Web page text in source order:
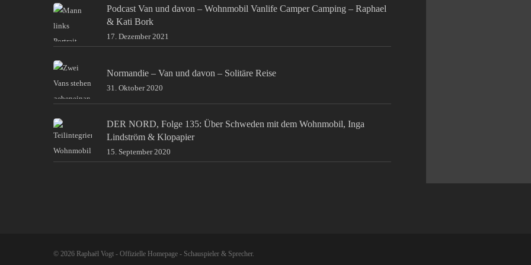
Podcast Van und davon – Wohnmobil Vanlife Camper Camping – Raphael
& Kati Bork
17. Dezember 2021
Normandie – Van und davon – Solitäre Reise
31. Oktober 2020
DER NORD, Folge 135: Über Schweden mit dem Wohnmobil, Inga
Lindström & Klopapier
15. September 2020
© 2026 Raphaël Vogt - Offizielle Homepage - Schauspieler & Sprecher.